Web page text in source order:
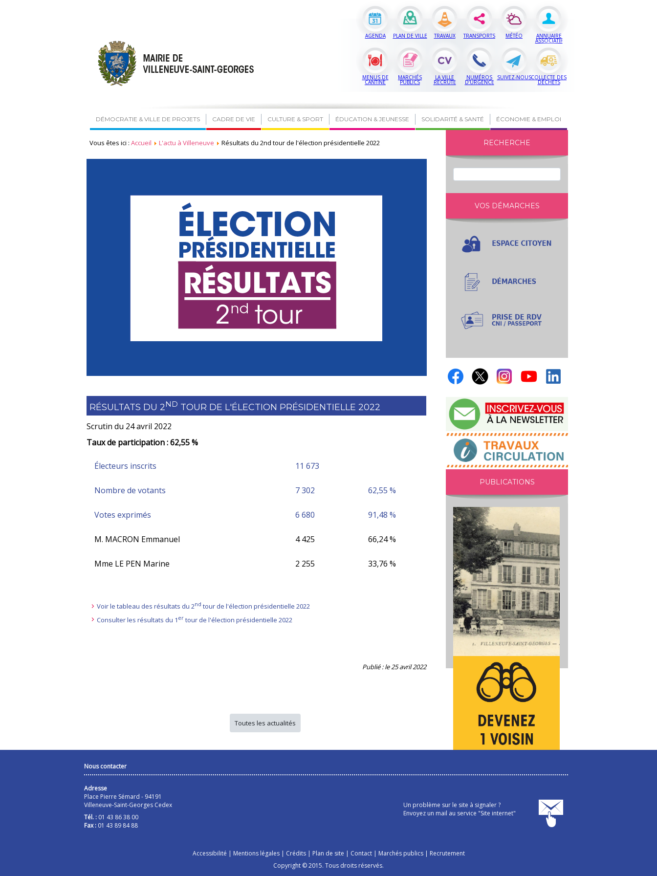
AGENDA PLAN DE VILLE TRAVAUX TRANSPORTS MÉTÉO ANNUAIRE
ASSOCIATIF
MENUS DE
CANTINE
MARCHÉS
PUBLICS
LA VILLE
RECRUTE
NUMÉROS
D’URGENCE
SUIVEZ-NOUSCOLLECTE DES
DÉCHETS
DÉMOCRATIE & VILLE DE PROJETS CADRE DE VIE CULTURE & SPORT ÉDUCATION & JEUNESSE SOLIDARITÉ & SANTÉ ÉCONOMIE & EMPLOI
Vous êtes ici : Accueil L'actu à Villeneuve Résultats du 2nd tour de l'élection présidentielle 2022
RÉSULTATS DU 2ND TOUR DE L'ÉLECTION PRÉSIDENTIELLE 2022
Scrutin du 24 avril 2022
Taux de participation : 62,55 %
Électeurs inscrits 11 673
Nombre de votants 7 302 62,55 %
Votes exprimés 6 680 91,48 %
M. MACRON Emmanuel 4 425 66,24 %
Mme LE PEN Marine 2 255 33,76 %
Voir le tableau des résultats du 2nd tour de l'élection présidentielle 2022
Consulter les résultats du 1 er tour de l'élection présidentielle 2022
Publié : le 25 avril 2022
Toutes les actualités
RECHERCHE
VOS DÉMARCHES
PUBLICATIONS
Nous contacter
Adresse
Place Pierre Sémard - 94191
Villeneuve-Saint-Georges Cedex
Tél. : 01 43 86 38 00
Fax : 01 43 89 84 88
Un problème sur le site à signaler ?
Envoyez un mail au service "Site internet"
Accessibilité | Mentions légales| Crédits| Plan de site | Contact| Marchés publics| Recrutement
Copyright © 2015. Tous droits réservés.